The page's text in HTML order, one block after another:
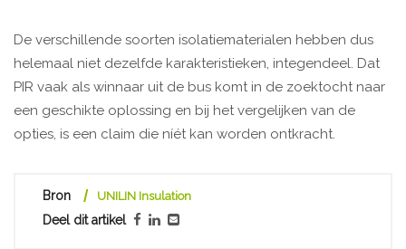
De verschillende soorten isolatiematerialen hebben dus
helemaal niet dezelfde karakteristieken, integendeel. Dat
PIR vaak als winnaar uit de bus komt in de zoektocht naar
een geschikte oplossing en bij het vergelijken van de
opties, is een claim die níét kan worden ontkracht.
Bron UNILIN Insulation
Deel dit artikel